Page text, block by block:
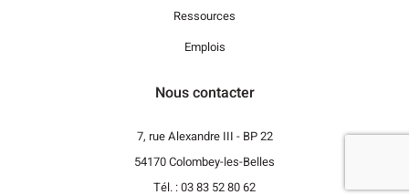
Ressources
Emplois
Nous contacter
7, rue Alexandre III - BP 22
54170 Colombey-les-Belles
Tél. : 03 83 52 80 62